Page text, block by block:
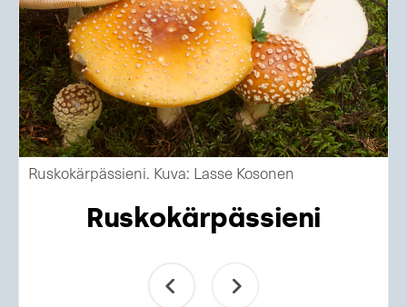
Ruskokärpässieni. Kuva: Lasse Kosonen
Ruskokärpässieni